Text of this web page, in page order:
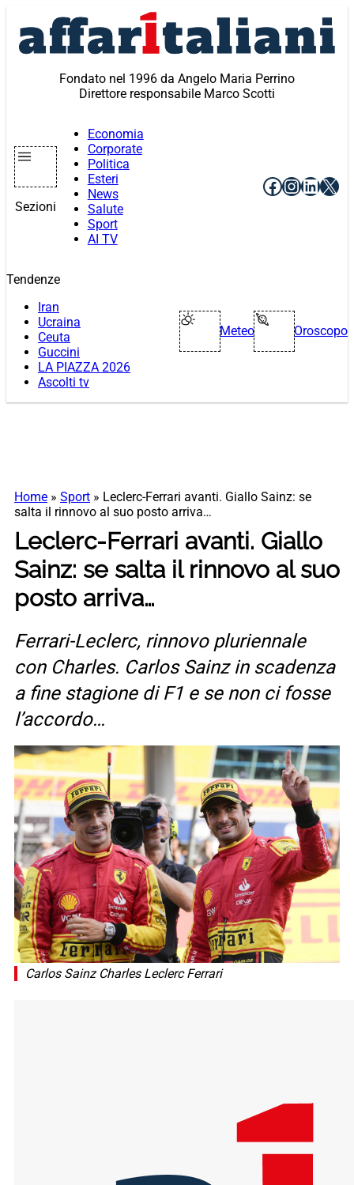
contenuto
Fondato nel 1996 da Angelo Maria Perrino
Direttore responsabile Marco Scotti
Sezioni
Economia
Corporate
Politica
Esteri
News
Salute
Sport
AI TV
Facebook
X
Tendenze
Iran
Ucraina
Ceuta
Guccini
LA PIAZZA 2026
Ascolti tv
Meteo Oroscopo
Home » Sport » Leclerc-Ferrari avanti. Giallo Sainz: se
salta il rinnovo al suo posto arriva…
Leclerc-Ferrari avanti. Giallo
Sainz: se salta il rinnovo al suo
posto arriva…
Ferrari-Leclerc, rinnovo pluriennale
con Charles. Carlos Sainz in scadenza
a fine stagione di F1 e se non ci fosse
l’accordo…
Carlos Sainz Charles Leclerc Ferrari